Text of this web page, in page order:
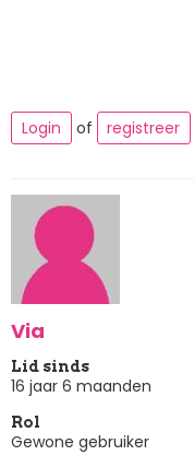
Login
of registreer
Via
Lid sinds
16 jaar 6 maanden
Rol
Gewone gebruiker